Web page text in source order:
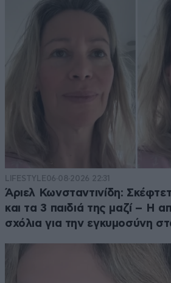
LIFESTYLE06·08·2026 22:31
Άριελ Κωνσταντινίδη:
και τα 3 παιδιά της μαζί – Η
σχόλια για την εγκυμοσύνη